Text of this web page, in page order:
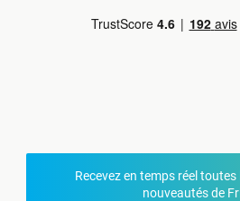
Recevez en temps réel
nouveautés de